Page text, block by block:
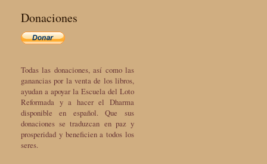
Donaciones
Todas las donaciones, así como las
ganancias por la venta de los libros,
ayudan a apoyar la Escuela del Loto
Reformada y a hacer el Dharma
disponible en español. Que sus
donaciones se traduzcan en paz y
prosperidad y beneficien a todos los
seres.